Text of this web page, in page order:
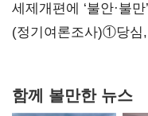
세제개편에 ‘불안·불
힘들어질 것"
(정기여론조사)①당심
함께 볼만한 뉴스